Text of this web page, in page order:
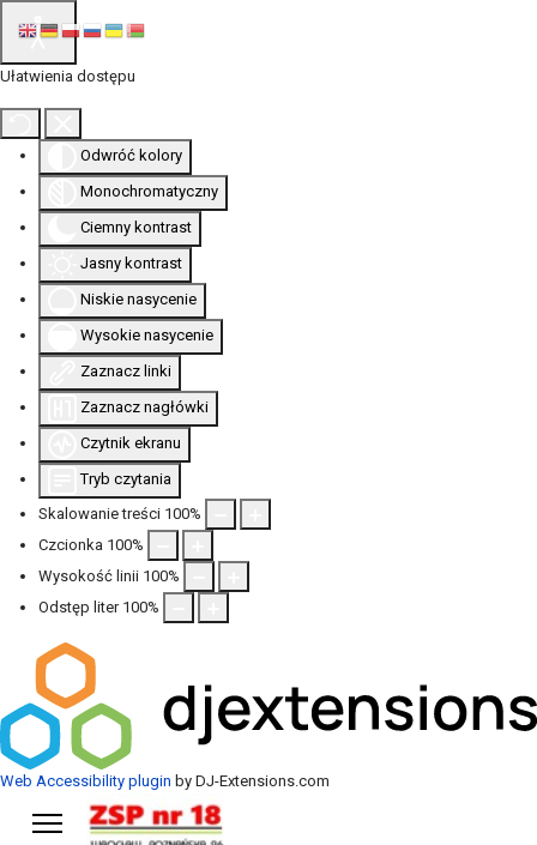
Ułatwienia dostępu
Odwróć kolory
Monochromatyczny
Ciemny kontrast
Jasny kontrast
Niskie nasycenie
Wysokie nasycenie
Zaznacz linki
Zaznacz nagłówki
Czytnik ekranu
Tryb czytania
Skalowanie treści 100%
Czcionka 100%
Wysokość linii 100%
Odstęp liter 100%
Web Accessibility plugin by DJ-Extensions.com